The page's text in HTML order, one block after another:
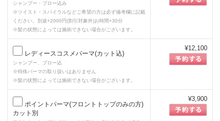
シャンプー・ブロー込み
※ツイスト・スパイラルなどご希望の方は必ず備考欄に記載
ください。別途+2000円(割引対象外)お時間+30分
※髪の状態によっては施術できない場合がございます。
レディースコスメパーマ(カット込)
シャンプー、ブロー込
※特殊パーマの取り扱いはありません
※髪の状態によっては施術できない場合がございます。
¥12,100
ポイントパーマ(フロントトップのみの方)
カット別
¥3,900